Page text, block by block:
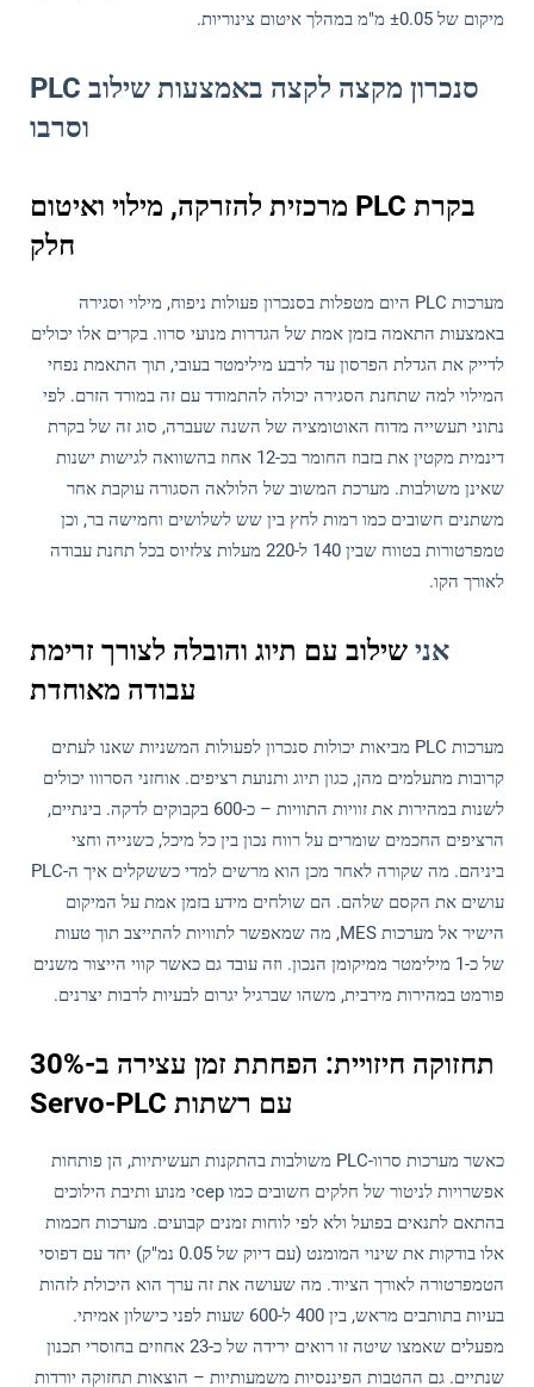
מיקום של ±0.05 מ"מ במהלך איטום צינוריות.
סנכרון מקצה לקצה באמצעות שילוב PLC
וסרבו
בקרת PLC מרכזית להזרקה, מילוי ואיטום
חלק
מערכות PLC היום מטפלות בסנכרון פעולות ניפוח, מילוי וסגירה
באמצעות התאמה בזמן אמת של הגדרות מנועי סרוו. בקרים אלו יכולים
לדייק את הגדלת הפרסון עד לרבע מילימטר בעובי, תוך התאמת נפחי
המילוי למה שתחנת הסגירה יכולה להתמודד עם זה במורד הזרם. לפי
נתוני תעשייה מדוח האוטומציה של השנה שעברה, סוג זה של בקרת
דינמית מקטין את בזבוז החומר בכ-12 אחוז בהשוואה לגישות ישנות
שאינן משולבות. מערכת המשוב של הלולאה הסגורה עוקבת אחר
משתנים חשובים כמו רמות לחץ בין שש לשלושים וחמישה בר, וכן
טמפרטורות בטווח שבין 140 ל-220 מעלות צלזיוס בכל תחנת עבודה
לאורך הקו.
אני שילוב עם תיוג והובלה לצורך זרימת
עבודה מאוחדת
מערכות PLC מביאות יכולות סנכרון לפעולות המשניות שאנו לעתים
קרובות מתעלמים מהן, כגון תיוג ותנועת רציפים. אוחזני הסרווו יכולים
לשנות במהירות את זוויות התוויות – כ-600 בקבוקים לדקה. בינתיים,
הרציפים החכמים שומרים על רווח נכון בין כל מיכל, כשנייה וחצי
ביניהם. מה שקורה לאחר מכן הוא מרשים למדי כששקלים איך ה-PLC
עושים את הקסם שלהם. הם שולחים מידע בזמן אמת על המיקום
הישיר אל מערכות MES, מה שמאפשר לתוויות להתייצב תוך טעות
של כ-1 מילימטר ממיקומן הנכון. וזה עובד גם כאשר קווי הייצור משנים
פורמט במהירות מירבית, משהו שברגיל יגרום לבעיות לרבות יצרנים.
תחזוקה חיזויית: הפחתת זמן עצירה ב-30%
עם רשתות Servo-PLC
כאשר מערכות סרוו-PLC משולבות בהתקנות תעשיתיות, הן פותחות
אפשרויות לניטור של חלקים חשובים כמו cepי מנוע ותיבת הילוכים
בהתאם לתנאים בפועל ולא לפי לוחות זמנים קבועים. מערכות חכמות
אלו בודקות את שינוי המומנט (עם דיוק של 0.05 נמ"ק) יחד עם דפוסי
הטמפרטורה לאורך הציוד. מה שעושה את זה ערך הוא היכולת לזהות
בעיות בתותבים מראש, בין 400 ל-600 שעות לפני כישלון אמיתי.
מפעלים שאמצו שיטה זו רואים ירידה של כ-23 אחוזים בחוסרי תכנון
שנתיים. גם ההטבות הפיננסיות משמעותיות – הוצאות תחזוקה יורדות